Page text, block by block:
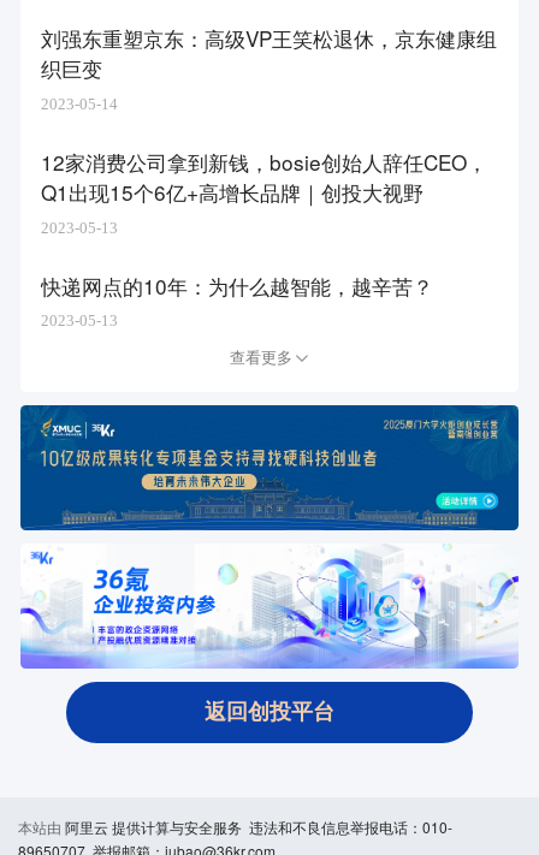
刘强东重塑京东：高级VP王笑松退休，京东健康组
织巨变
2023-05-14
12家消费公司拿到新钱，bosie创始人辞任CEO，
Q1出现15个6亿+高增长品牌｜创投大视野
2023-05-13
快递网点的10年：为什么越智能，越辛苦？
2023-05-13
查看更多
返回创投平台
本站由 阿里云 提供计算与安全服务 违法和不良信息举报电话：010-